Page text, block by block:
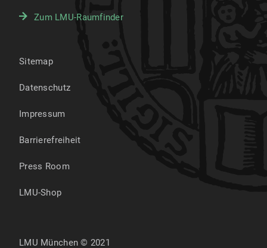
Zum LMU-Raumfinder
Sitemap
Datenschutz
Impressum
Barrierefreiheit
Press Room
LMU-Shop
LMU München © 2021